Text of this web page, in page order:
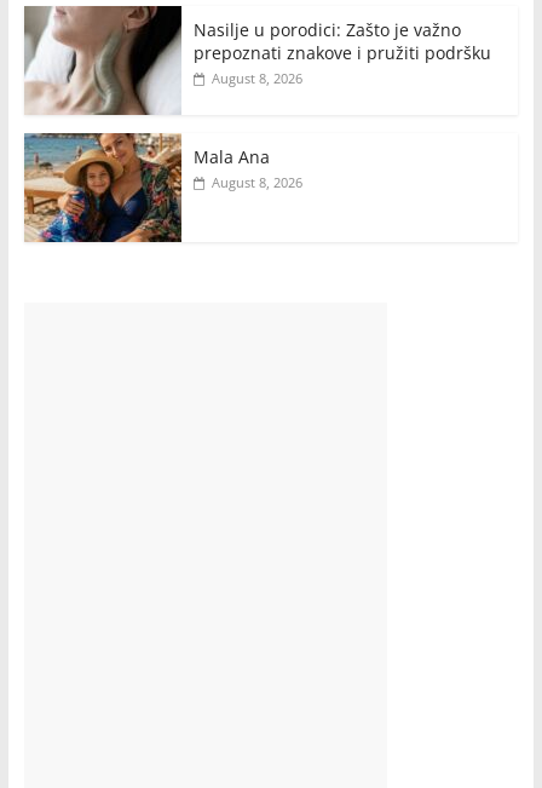
Nasilje u porodici: Zašto je važno
prepoznati znakove i pružiti podršku
August 8, 2026
Mala Ana
August 8, 2026